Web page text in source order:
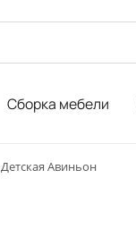
Сборка мебели
Детская Авиньон